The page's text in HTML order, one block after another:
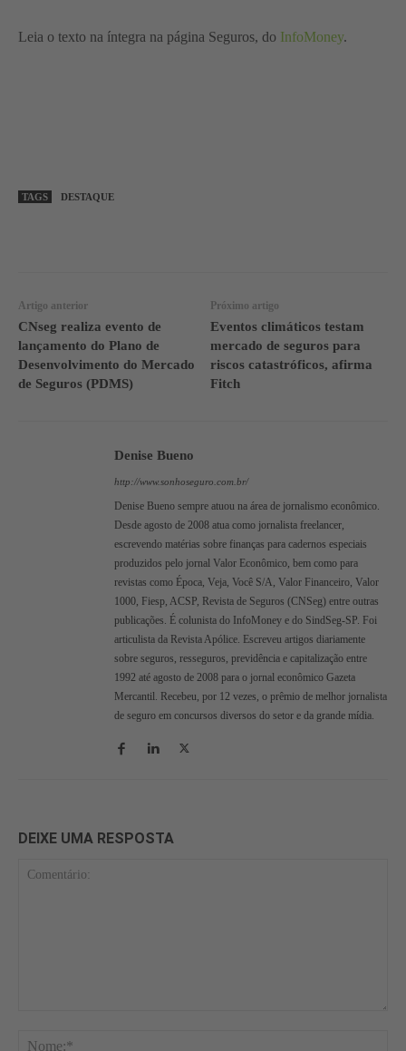
Leia o texto na íntegra na página Seguros, do InfoMoney.
TAGS DESTAQUE
Artigo anterior
CNseg realiza evento de
lançamento do Plano de
Desenvolvimento do Mercado
de Seguros (PDMS)
Próximo artigo
Eventos climáticos testam
mercado de seguros para
riscos catastróficos, afirma
Fitch
Denise Bueno
http://www.sonhoseguro.com.br/
Denise Bueno sempre atuou na área de jornalismo econômico.
Desde agosto de 2008 atua como jornalista freelancer,
escrevendo matérias sobre finanças para cadernos especiais
produzidos pelo jornal Valor Econômico, bem como para
revistas como Época, Veja, Você S/A, Valor Financeiro, Valor
1000, Fiesp, ACSP, Revista de Seguros (CNSeg) entre outras
publicações. É colunista do InfoMoney e do SindSeg-SP. Foi
articulista da Revista Apólice. Escreveu artigos diariamente
sobre seguros, resseguros, previdência e capitalização entre
1992 até agosto de 2008 para o jornal econômico Gazeta
Mercantil. Recebeu, por 12 vezes, o prêmio de melhor jornalista
de seguro em concursos diversos do setor e da grande mídia.
DEIXE UMA RESPOSTA